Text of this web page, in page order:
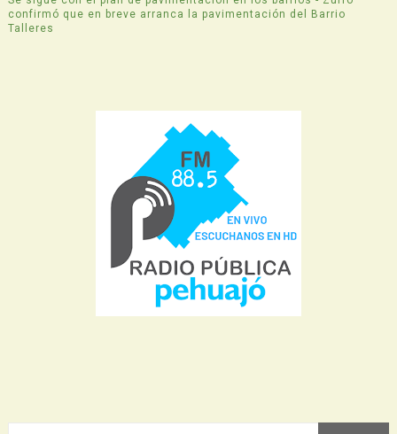
confirmó que en breve arranca la pavimentación del Barrio
Talleres